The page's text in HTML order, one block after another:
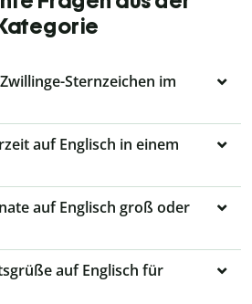
Sternzeichen im
auf Englisch in einem
auf Englisch groß oder
auf Englisch für